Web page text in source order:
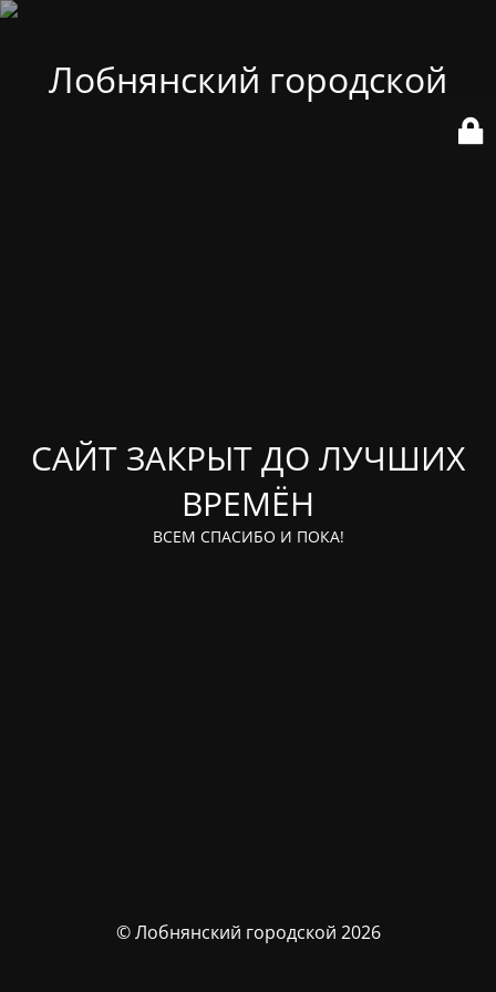
Лобнянский городской
САЙТ ЗАКРЫТ ДО ЛУЧШИХ
ВРЕМЁН
ВСЕМ СПАСИБО И ПОКА!
© Лобнянский городской 2026